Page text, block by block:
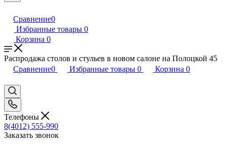
Сравнение0
Избранные товары 0
Корзина 0
Распродажа столов и стульев в новом салоне на Полоцкой 45
Сравнение0 Избранные товары 0 Корзина 0
Телефоны
8(4012) 555-990
Заказать звонок